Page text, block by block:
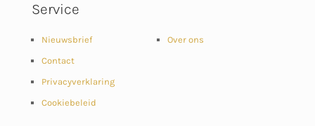
Service
Nieuwsbrief
Contact
Privacyverklaring
Cookiebeleid
Over ons